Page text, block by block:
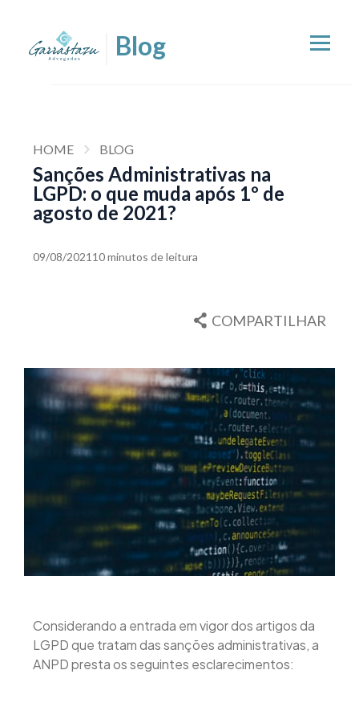
HOME BLOG
Sanções Administrativas na
LGPD: o que muda após 1º de
agosto de 2021?
09/08/2021 10 minutos de leitura
COMPARTILHAR
Considerando a entrada em vigor dos artigos da
LGPD que tratam das sanções administrativas, a
ANPD presta os seguintes esclarecimentos: